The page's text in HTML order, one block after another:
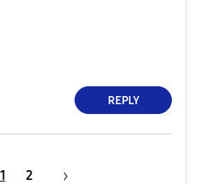
REPLY
1 2